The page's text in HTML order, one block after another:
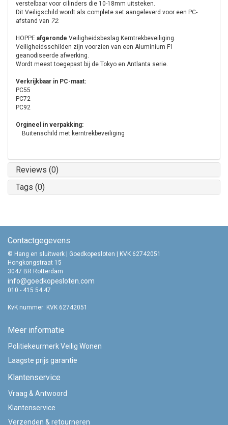
verstelbaar voor cilinders die 10-18mm uitsteken.
Dit Veiligschild wordt als complete set aangeleverd voor een PC-
afstand van 72.
HOPPE afgeronde Veiligheidsbeslag Kerntrekbeveiliging.
Veiligheidsschilden zijn voorzien van een Aluminium F1
geanodiseerde afwerking.
Wordt meest toegepast bij de Tokyo en Antlanta serie.
Verkrijkbaar in PC-maat:
PC55
PC72
PC92
Orgineel in verpakking:
Buitenschild met kerntrekbeveiliging
Reviews (0)
Tags (0)
Contactgegevens
© Hang en sluitwerk | Goedkopesloten | KVK 62742051
Hongkongstraat 15
3047 BR Rotterdam
info@goedkopesloten.com
010 - 415 54 47
KvK nummer: KVK 62742051
Meer informatie
Politiekeurmerk Veilig Wonen
Laagste prijs garantie
Klantenservice
Vraag & Antwoord
Klantenservice
Verzenden & retourneren